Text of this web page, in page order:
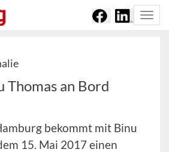
Thomas an Bord
bekommt mit Binu
15. Mai 2017 einen